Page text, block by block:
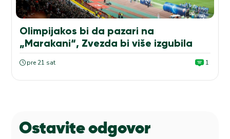
Olimpijakos bi da pazari na
„Marakani“, Zvezda bi više izgubila
pre 21 sat 1
Ostavite odgovor